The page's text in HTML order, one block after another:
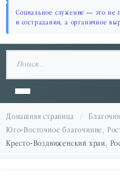
Социальное служение — это не
и сострадании, а органичное
Домашняя страница
Юго-Восточное благочиние,
Кресто-Воздвиженский храм,